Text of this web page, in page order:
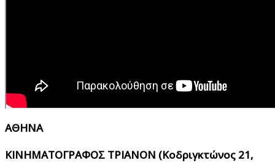
ΑΘΗΝΑ
ΚΙΝΗΜΑΤΟΓΡΑΦΟΣ ΤΡΙΑΝΟΝ (Κοδριγκτώνος 21,